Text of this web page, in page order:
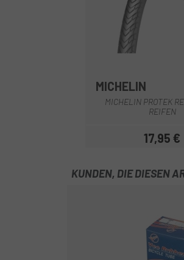
MICHELIN
MICHELIN PROTEK
REIFEN
Preis
17,95 €
KUNDEN, DIE DIESEN